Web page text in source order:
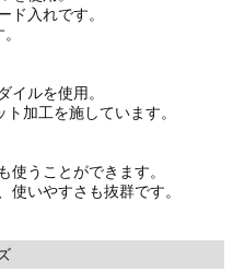
ド入れです。
イルを使用。
加工を施しています。
使うことができます。
使いやすさも抜群です。